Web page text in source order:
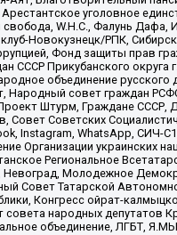
Арестантское уголовное
свобода, W.H.С., Фалунь Дафа,
Новокузнецк/РПК,
Фонд защиты прав
СССР Прикубанского округа
объединение русского
Народный совет граждан
Штурм, Граждане СССР,
Совет Советских
Instagram, WhatsApp, СИЧ-
Организации украинских
Региональное
Невоград, Молодежное
Совет Татарской
Конгресс ойрат-
народных депутатов
объединение, ЛГБТ,